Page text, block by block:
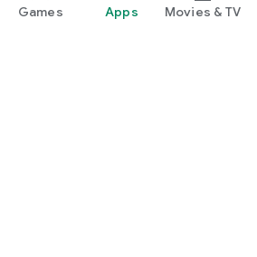
Games Apps Movies & TV